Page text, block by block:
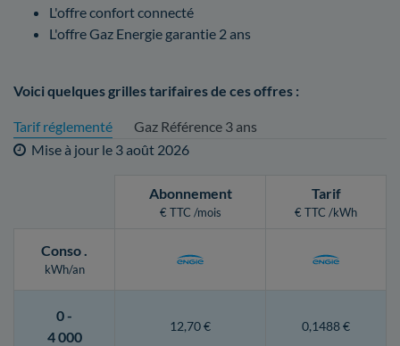
L'offre confort connecté
L'offre Gaz Energie garantie 2 ans
Voici quelques grilles tarifaires de ces offres :
Tarif réglementé
Gaz Référence 3 ans
Mise à jour le 3 août 2026
Abonnement
€ TTC /mois
Tarif
€ TTC /kWh
Conso.
kWh/an
0 -
4 000
12,70 € 0,1488 €